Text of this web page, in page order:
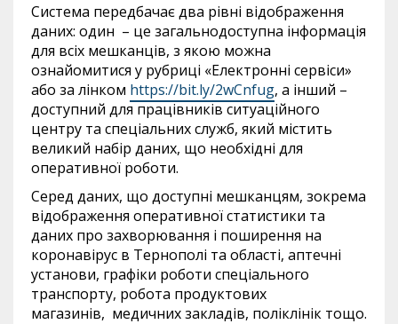
Система передбачає два рівні відображення
даних: один – це загальнодоступна інформація
для всіх мешканців, з якою можна
ознайомитися у рубриці «Електронні сервіси»
або за лінком https://bit.ly/2wCnfug, а інший –
доступний для працівників ситуаційного
центру та спеціальних служб, який містить
великий набір даних, що необхідні для
оперативної роботи.
Серед даних, що доступні мешканцям, зокрема
відображення оперативної статистики та
даних про захворювання і поширення на
коронавірус в Тернополі та області, аптечні
установи, графіки роботи спеціального
транспорту, робота продуктових
магазинів, медичних закладів, поліклінік тощо.